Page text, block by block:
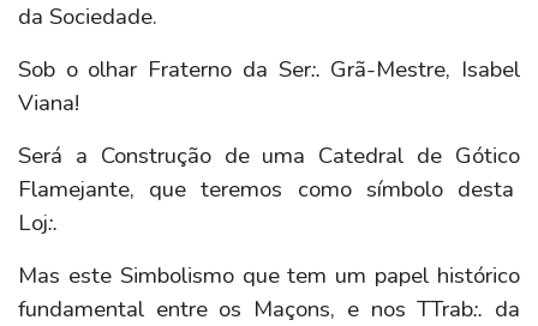
da Sociedade.
Sob o olhar Fraterno da Ser:. Grã-Mestre, Isabel
Viana!
Será a Construção de uma Catedral de Gótico
Flamejante, que teremos como símbolo desta
Loj:.
Mas este Simbolismo que tem um papel histórico
fundamental entre os Maçons, e nos TTrab:. da